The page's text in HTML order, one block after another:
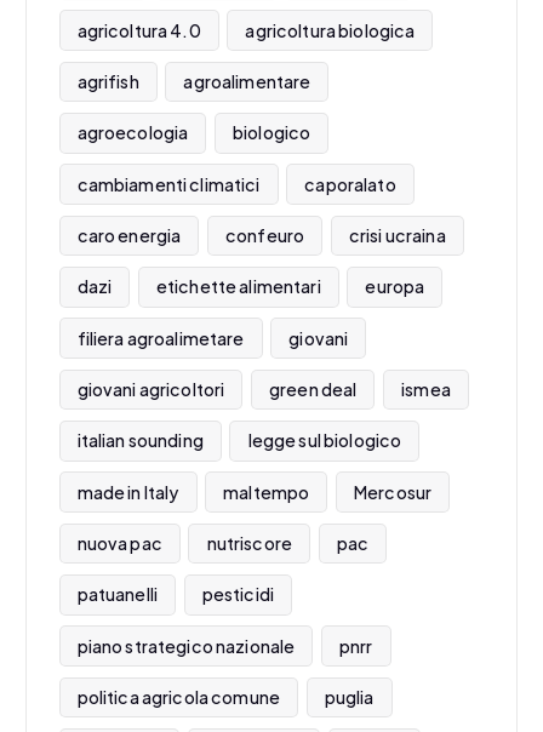
agricoltura 4.0 agricoltura biologica
agrifish agroalimentare
agroecologia biologico
cambiamenti climatici caporalato
caro energia confeuro crisi ucraina
dazi etichette alimentari europa
filiera agroalimetare giovani
giovani agricoltori green deal ismea
italian sounding legge sul biologico
made in Italy maltempo Mercosur
nuova pac nutriscore pac
patuanelli pesticidi
piano strategico nazionale pnrr
politica agricola comune puglia